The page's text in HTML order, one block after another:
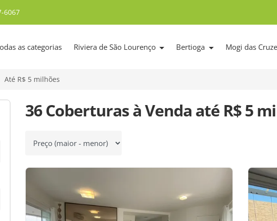
6067
as categorias Riviera de São Lourenço Bertioga Mogi das
Até R$ 5 milhões
36 Coberturas à Venda até R$ 5
Ordenar por